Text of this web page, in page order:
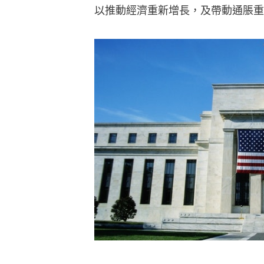
以推動經濟重新增長，及帶動通脹